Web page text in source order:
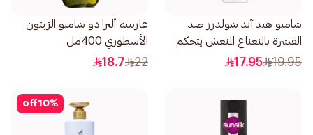
شامبو هيد آند شولدرز ضد
القشرة بالنعناع المنعش يتحكم
في القشرة 350مل
19.95
17.95
غارنييه ألترا دو شامبو الزيتون
الأسطوري 400مل
22
18.7
10%
off